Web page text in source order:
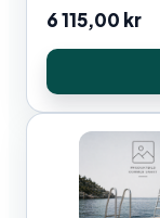
6 115,00 kr